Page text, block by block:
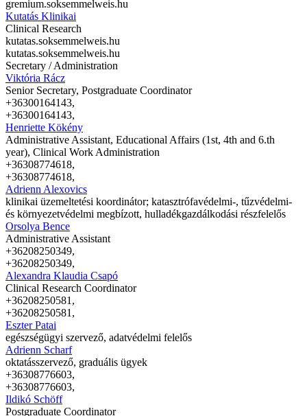
gremium.soksemmelweis.hu
Kutatás Klinikai
Clinical Research
kutatas.soksemmelweis.hu
kutatas.soksemmelweis.hu
Secretary / Administration
Viktória Rácz
Senior Secretary, Postgraduate Coordinator
+36300164143,
+36300164143,
Henriette Kökény
Administrative Assistant, Educational Affairs (1st, 4th and 6.th
year), Clinical Work Administration
+36308774618,
+36308774618,
Adrienn Alexovics
klinikai üzemeltetési koordinátor; katasztrófavédelmi-, tűzvédelmi-
és környezetvédelmi megbízott, hulladékgazdálkodási részfelelős
Orsolya Bence
Administrative Assistant
+36208250349,
+36208250349,
Alexandra Klaudia Csapó
Clinical Research Coordinator
+36208250581,
+36208250581,
Eszter Patai
egészségügyi szervező, adatvédelmi felelős
Adrienn Scharf
oktatásszervező, graduális ügyek
+36308776603,
+36308776603,
Ildikó Schöff
Postgraduate Coordinator